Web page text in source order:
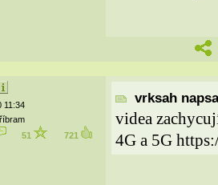
11:34
51 721
vrksah
videa
4G a 5G